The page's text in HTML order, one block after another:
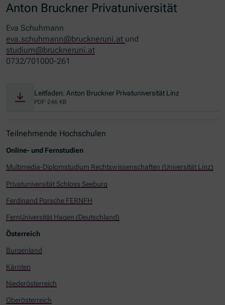
Anton Bruckner Privatuniversität
Eva Schuhmann
eva.schuhmann@bruckneruni.at und
studium@bruckneruni.at
0732/701000-261
Leitfaden: Anton Bruckner Privatuniversität Linz
PDF· 246 KB
Teilnehmende Hochschulen
Online- und Fernstudien
Multimedia-Diplomstudium Rechtswissenschaften (Universität Linz)
Privatuniversität Schloss Seeburg
Ferdinand Porsche FERNFH
FernUniversität Hagen (Deutschland)
Österreich
Burgenland
Kärnten
Niederösterreich
Oberösterreich